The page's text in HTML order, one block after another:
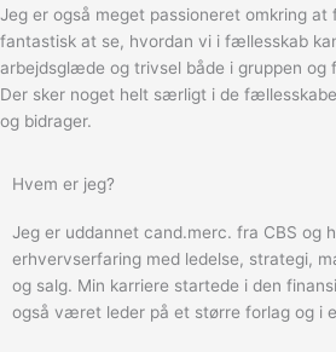
Jeg er også meget passioneret omkring
fantastisk at se, hvordan vi i fællesskab
arbejdsglæde og trivsel både i gruppen og
Der sker noget helt særligt i de
og bidrager.
Hvem er jeg?
Jeg er uddannet cand.merc. fra CBS og
erhvervserfaring med ledelse, strategi,
og salg. Min karriere startede i den
også været leder på et større forlag og i